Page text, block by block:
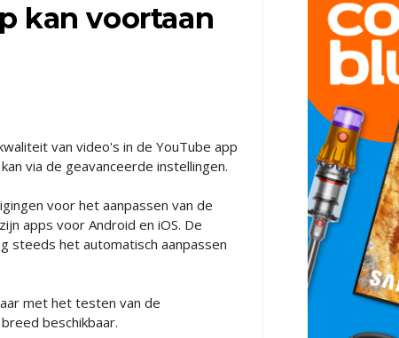
kan voortaan
van video's in de YouTube app
via de geavanceerde instellingen.
voor het aanpassen van de
apps voor Android en iOS. De
steeds het automatisch aanpassen
met het testen van de
beschikbaar.